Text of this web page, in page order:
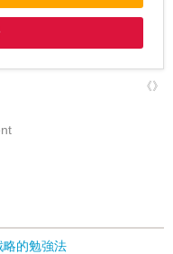
《》
略的勉強法